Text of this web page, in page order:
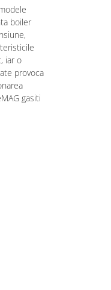
boiler
iar o
provoca
gasiti